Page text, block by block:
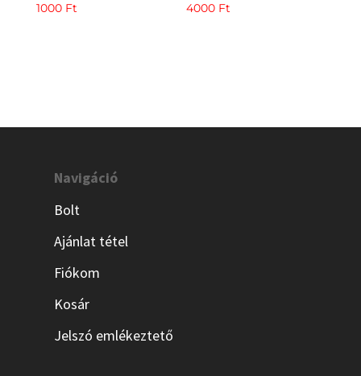
1000 Ft 4000 Ft
Navigáció
Bolt
Ajánlat tétel
Fiókom
Kosár
Jelszó emlékeztető